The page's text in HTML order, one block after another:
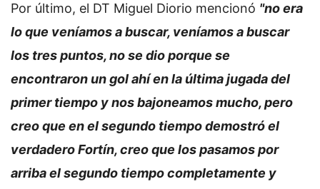
Por último, el DT Miguel Diorio mencionó "no era
lo que veníamos a buscar, veníamos a buscar
los tres puntos, no se dio porque se
encontraron un gol ahí en la última jugada del
primer tiempo y nos bajoneamos mucho, pero
creo que en el segundo tiempo demostró el
verdadero Fortín, creo que los pasamos por
arriba el segundo tiempo completamente y